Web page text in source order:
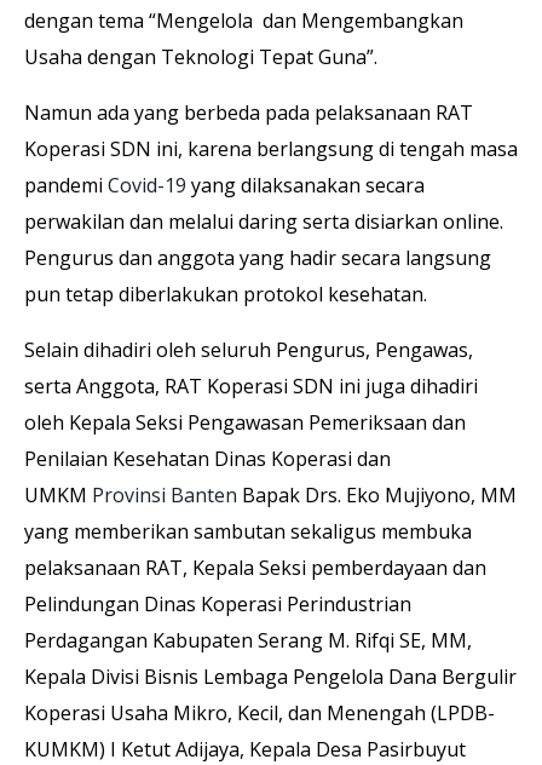
dengan tema “Mengelola dan Mengembangkan
Usaha dengan Teknologi Tepat Guna”.
Namun ada yang berbeda pada pelaksanaan RAT
Koperasi SDN ini, karena berlangsung di tengah masa
pandemi Covid-19 yang dilaksanakan secara
perwakilan dan melalui daring serta disiarkan online.
Pengurus dan anggota yang hadir secara langsung
pun tetap diberlakukan protokol kesehatan.
Selain dihadiri oleh seluruh Pengurus, Pengawas,
serta Anggota, RAT Koperasi SDN ini juga dihadiri
oleh Kepala Seksi Pengawasan Pemeriksaan dan
Penilaian Kesehatan Dinas Koperasi dan
UMKM Provinsi Banten Bapak Drs. Eko Mujiyono, MM
yang memberikan sambutan sekaligus membuka
pelaksanaan RAT, Kepala Seksi pemberdayaan dan
Pelindungan Dinas Koperasi Perindustrian
Perdagangan Kabupaten Serang M. Rifqi SE, MM,
Kepala Divisi Bisnis Lembaga Pengelola Dana Bergulir
Koperasi Usaha Mikro, Kecil, dan Menengah (LPDB-
KUMKM) I Ketut Adijaya, Kepala Desa Pasirbuyut